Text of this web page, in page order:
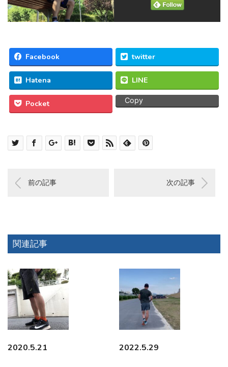
Facebook twitter
Hatena LINE
Pocket Copy
前の記事 次の記事
関連記事
2020.5.21 2022.5.29